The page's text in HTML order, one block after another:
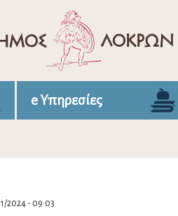
e Υπηρεσίες
2024 - 09:03